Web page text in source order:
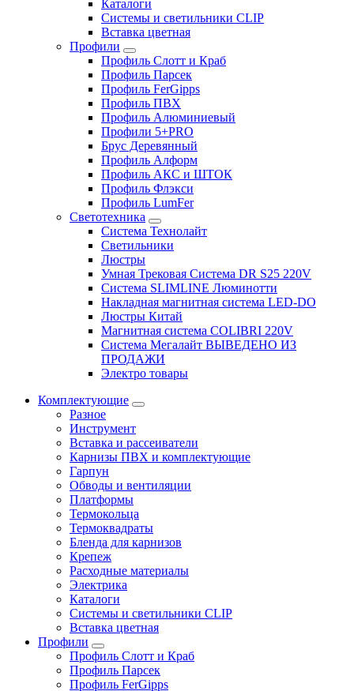
Каталоги
Системы и светильники CLIP
Вставка цветная
Профили
Профиль Слотт и Краб
Профиль Парсек
Профиль FerGipps
Профиль ПВХ
Профиль Алюминиевый
Профили 5+PRO
Брус Деревянный
Профиль Алформ
Профиль АКС и ШТОК
Профиль Флэкси
Профиль LumFer
Светотехника
Система Технолайт
Светильники
Люстры
Умная Трековая Система DR S25 220V
Система SLIMLINE Люминотти
Накладная магнитная система LED-DO
Люстры Китай
Магнитная система COLIBRI 220V
Система Мегалайт ВЫВЕДЕНО ИЗ
ПРОДАЖИ
Электро товары
Комплектующие
Разное
Инструмент
Вставка и рассеиватели
Карнизы ПВХ и комплектующие
Гарпун
Обводы и вентиляции
Платформы
Термокольца
Термоквадраты
Бленда для карнизов
Крепеж
Расходные материалы
Электрика
Каталоги
Системы и светильники CLIP
Вставка цветная
Профили
Профиль Слотт и Краб
Профиль Парсек
Профиль FerGipps